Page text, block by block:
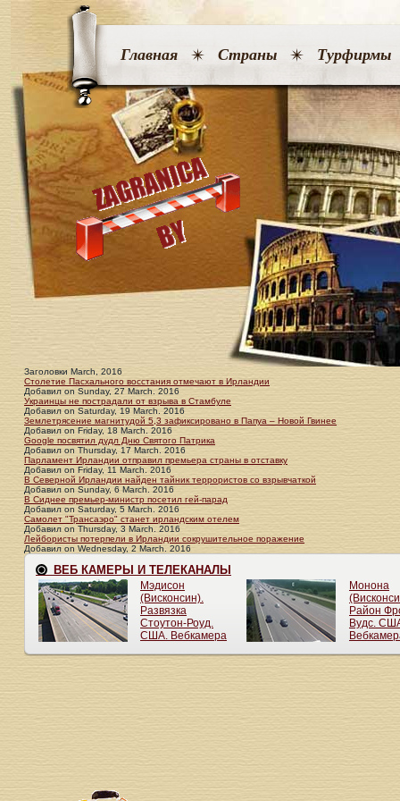
Главная Страны Турфирмы
Заголовки March, 2016
Столетие Пасхального восстания отмечают в Ирландии
Добавил on Sunday, 27 March. 2016
Украинцы не пострадали от взрыва в Стамбуле
Добавил on Saturday, 19 March. 2016
Землетрясение магнитудой 5,3 зафиксировано в Папуа – Новой Гвинее
Добавил on Friday, 18 March. 2016
Google посвятил дудл Дню Святого Патрика
Добавил on Thursday, 17 March. 2016
Парламент Ирландии отправил премьера страны в отставку
Добавил on Friday, 11 March. 2016
В Северной Ирландии найден тайник террористов со взрывчаткой
Добавил on Sunday, 6 March. 2016
В Сиднее премьер-министр посетил гей-парад
Добавил on Saturday, 5 March. 2016
Самолет "Трансаэро" станет ирландским отелем
Добавил on Thursday, 3 March. 2016
Лейбористы потерпели в Ирландии сокрушительное поражение
Добавил on Wednesday, 2 March. 2016